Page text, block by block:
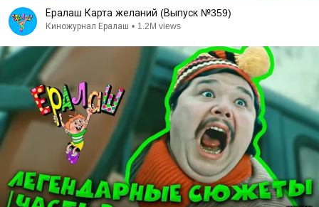
Ералаш Карта желаний (Выпуск №359)
Киножурнал Ералаш • 1.2M views